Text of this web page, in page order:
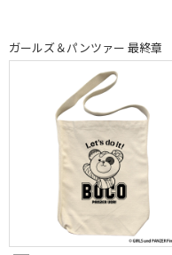
ガールズ＆パンツァー 最終章